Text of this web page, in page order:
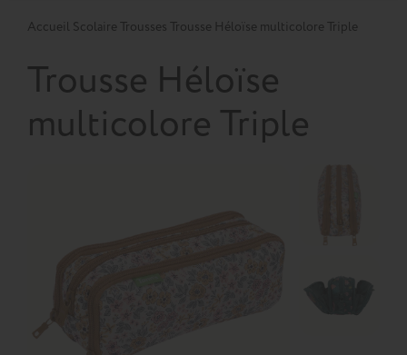
Accueil Scolaire Trousses Trousse Héloïse multicolore Triple
Trousse Héloïse
multicolore Triple